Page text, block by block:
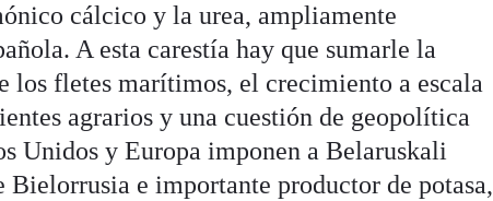
cálcico y la urea, ampliamente
A esta carestía hay que sumarle la
los fletes marítimos, el crecimiento a escala
agrarios y una cuestión de geopolítica
Unidos y Europa imponen a Belaruskali
e importante productor de potasa,